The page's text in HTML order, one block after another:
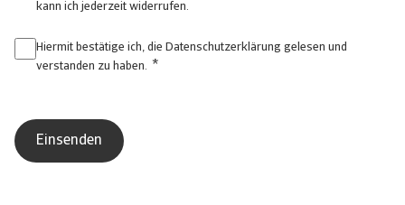
kann ich jederzeit widerrufen.
Hiermit bestätige ich, die Datenschutzerklärung gelesen und
verstanden zu haben. *